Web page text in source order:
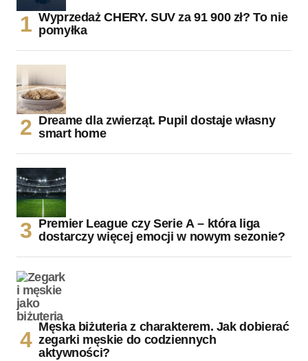
Wyprzedaż CHERY. SUV za 91 900 zł? To nie
pomyłka
Dreame dla zwierząt. Pupil dostaje własny
smart home
Premier League czy Serie A – która liga
dostarczy więcej emocji w nowym sezonie?
Męska biżuteria z charakterem. Jak dobierać
zegarki męskie do codziennych
aktywności?